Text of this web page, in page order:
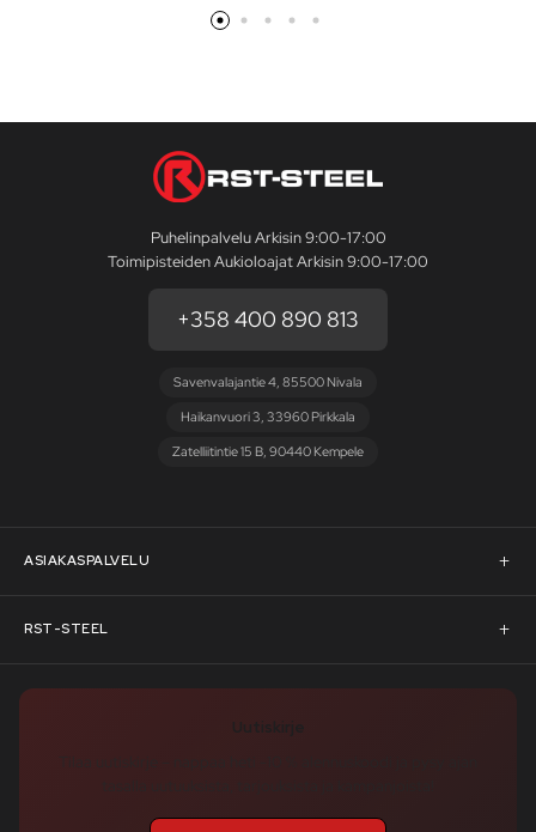
Puhelinpalvelu Arkisin 9:00-17:00
Toimipisteiden Aukioloajat Arkisin 9:00-17:00
+358 400 890 813
Savenvalajantie 4, 85500 Nivala
Haikanvuori 3, 33960 Pirkkala
Zatelliitintie 15 B, 90440 Kempele
ASIAKASPALVELU
Asiakaspalvelu
Pyydä tarjous
RST-STEEL
RST-Steelin tarina
Tukku-asiakkaaksi
Uutiskirje